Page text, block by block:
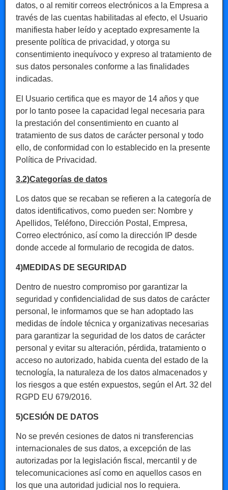
datos, o al remitir correos electrónicos a la Empresa a
través de las cuentas habilitadas al efecto, el Usuario
manifiesta haber leído y aceptado expresamente la
presente política de privacidad, y otorga su
consentimiento inequívoco y expreso al tratamiento de
sus datos personales conforme a las finalidades
indicadas.
El Usuario certifica que es mayor de 14 años y que
por lo tanto posee la capacidad legal necesaria para
la prestación del consentimiento en cuanto al
tratamiento de sus datos de carácter personal y todo
ello, de conformidad con lo establecido en la presente
Política de Privacidad.
3.2)Categorías de datos
Los datos que se recaban se refieren a la categoría de
datos identificativos, como pueden ser: Nombre y
Apellidos, Teléfono, Dirección Postal, Empresa,
Correo electrónico, así como la dirección IP desde
donde accede al formulario de recogida de datos.
4)MEDIDAS DE SEGURIDAD
Dentro de nuestro compromiso por garantizar la
seguridad y confidencialidad de sus datos de carácter
personal, le informamos que se han adoptado las
medidas de índole técnica y organizativas necesarias
para garantizar la seguridad de los datos de carácter
personal y evitar su alteración, pérdida, tratamiento o
acceso no autorizado, habida cuenta del estado de la
tecnología, la naturaleza de los datos almacenados y
los riesgos a que estén expuestos, según el Art. 32 del
RGPD EU 679/2016.
5)CESIÓN DE DATOS
No se prevén cesiones de datos ni transferencias
internacionales de sus datos, a excepción de las
autorizadas por la legislación fiscal, mercantil y de
telecomunicaciones así como en aquellos casos en
los que una autoridad judicial nos lo requiera.